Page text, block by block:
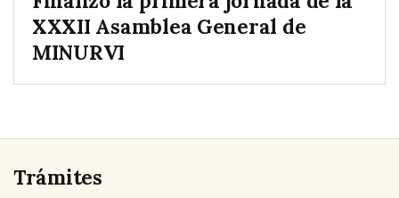
XXXII Asamblea General de
MINURVI
Trámites